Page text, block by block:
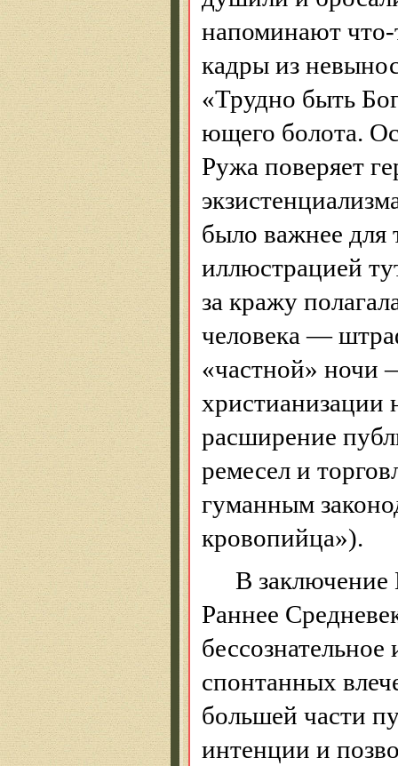
напоминают что-
кадры из
«Трудно быть
ющего болота.
Ружа поверяет
было важнее для
иллюстрацией
за кражу
человека —
«частной» ночи
христианизации
расширение
ремесел и
гуманным
кровопийца»).
В заключение
Раннее
спонтанных
большей части
интенции и